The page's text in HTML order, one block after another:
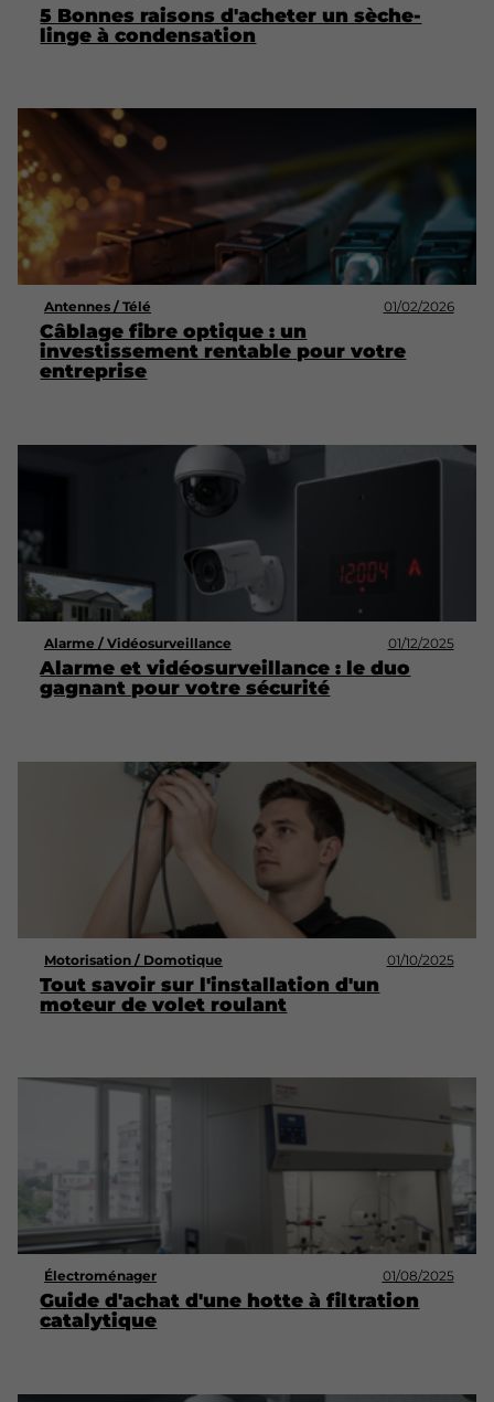
5 Bonnes raisons d'acheter un sèche-
linge à condensation
Antennes / Télé 01/02/2026
Câblage fibre optique : un
investissement rentable pour votre
entreprise
Alarme / Vidéosurveillance 01/12/2025
Alarme et vidéosurveillance : le duo
gagnant pour votre sécurité
Motorisation / Domotique 01/10/2025
Tout savoir sur l'installation d'un
moteur de volet roulant
Électroménager 01/08/2025
Guide d'achat d'une hotte à filtration
catalytique